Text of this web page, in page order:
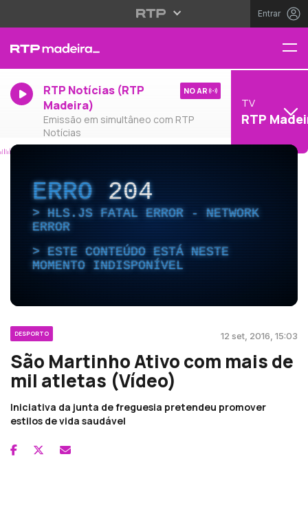
Entrar
RTP Notícias (RTP
Madeira)
Emissão em simultâneo com RTP
Notícias
NO AR
TV
RTP
ERRO204
HLS.JS FATAL ERROR - NETWORK
ERROR
ESTE CONTEÚDO ESTÁ NESTE
MOMENTO INDISPONÍVEL
DESPORTO 12 set, 2016, 15:03
São Martinho Ativo com mais de
mil atletas (Vídeo)
Iniciativa da junta de freguesia pretendeu promover
estilos de vida saudável